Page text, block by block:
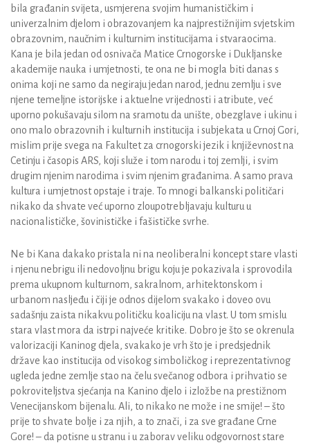
bila građanin svijeta, usmjerena svojim humanističkim i
univerzalnim djelom i obrazovanjem ka najprestižnijim svjetskim
obrazovnim, naučnim i kulturnim institucijama i stvaraocima.
Kana je bila jedan od osnivača Matice Crnogorske i Dukljanske
akademije nauka i umjetnosti, te ona ne bi mogla biti danas s
onima koji ne samo da negiraju jedan narod, jednu zemlju i sve
njene temeljne istorijske i aktuelne vrijednosti i atribute, već
uporno pokušavaju silom na sramotu da unište, obezglave i ukinu i
ono malo obrazovnih i kulturnih institucija i subjekata u Crnoj Gori,
mislim prije svega na Fakultet za crnogorski jezik i književnost na
Cetinju i časopis ARS, koji služe i tom narodu i toj zemlji, i svim
drugim njenim narodima i svim njenim građanima. A samo prava
kultura i umjetnost opstaje i traje. To mnogi balkanski političari
nikako da shvate već uporno zloupotrebljavaju kulturu u
nacionalističke, šovinističke i fašističke svrhe.
Ne bi Kana dakako pristala ni na neoliberalni koncept stare vlasti
i njenu nebrigu ili nedovoljnu brigu koju je pokazivala i sprovodila
prema ukupnom kulturnom, sakralnom, arhitektonskom i
urbanom nasljeđu i čiji je odnos dijelom svakako i doveo ovu
sadašnju zaista nikakvu političku koaliciju na vlast. U tom smislu
stara vlast mora da istrpi najveće kritike. Dobro je što se okrenula
valorizaciji Kaninog djela, svakako je vrh što je i predsjednik
države kao institucija od visokog simboličkog i reprezentativnog
ugleda jedne zemlje stao na čelu svečanog odbora i prihvatio se
pokroviteljstva sjećanja na Kanino djelo i izložbe na prestižnom
Venecijanskom bijenalu. Ali, to nikako ne može i ne smije! – što
prije to shvate bolje i za njih, a to znači, i za sve građane Crne
Gore! – da potisne u stranu i u zaborav veliku odgovornost stare